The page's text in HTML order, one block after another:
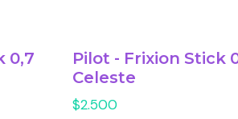
0,7
Pilot - Frixion Stick
Celeste
$2.500